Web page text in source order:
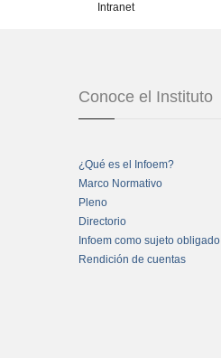
Intranet
Conoce el Instituto
¿Qué es el Infoem?
Marco Normativo
Pleno
Directorio
Infoem como sujeto obligado
Rendición de cuentas